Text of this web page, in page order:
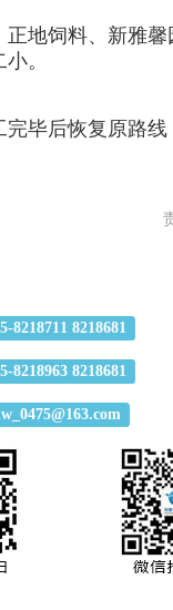
正地饲料、新雅
。
完毕后恢复原路
责
8218711 8218681
8218963 8218681